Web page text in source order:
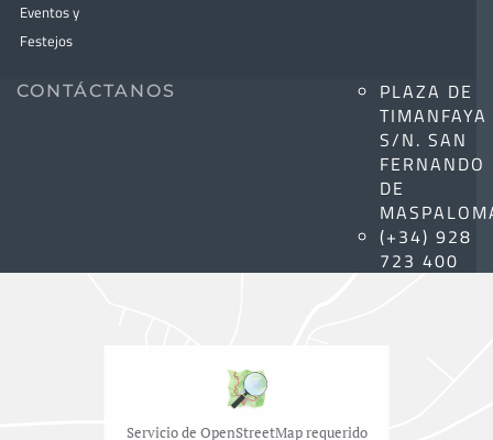
Eventos y
Festejos
CONTÁCTANOS
PLAZA DE
TIMANFAYA
S/N. SAN
FERNANDO
DE
(+34) 928
723 400
Servicio de OpenStreetMap requerido